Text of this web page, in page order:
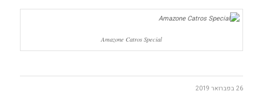
Amazone Catros Special
26 בפברואר 2019